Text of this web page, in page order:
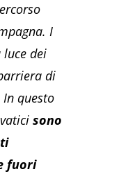
I
dei
di
questo
sono
fuori